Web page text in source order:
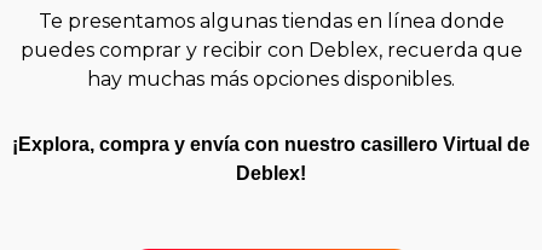
Te presentamos algunas tiendas en línea donde
puedes comprar y recibir con Deblex, recuerda que
hay muchas más opciones disponibles.
¡Explora, compra y envía con nuestro casillero Virtual de
Deblex!